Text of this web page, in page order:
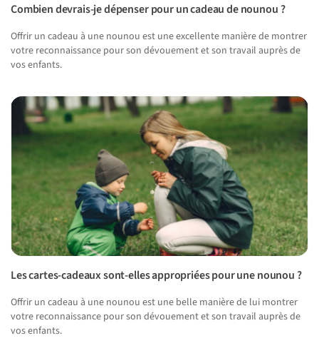
Combien devrais-je dépenser pour un cadeau de nounou ?
Offrir un cadeau à une nounou est une excellente manière de montrer
votre reconnaissance pour son dévouement et son travail auprès de
vos enfants.
Les cartes-cadeaux sont-elles appropriées pour une nounou ?
Offrir un cadeau à une nounou est une belle manière de lui montrer
votre reconnaissance pour son dévouement et son travail auprès de
vos enfants.